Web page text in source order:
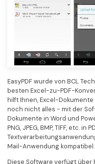
EasyPDF wurde von BCL
besten Excel-zu-PDF-
hilft Ihnen, Excel-
noch nicht alles - mit der
Dokumente in Word und
PNG, JPEG, BMP, TIFF, etc.
Mail-Anwendung kompatibel.
Diese Software verfügt über